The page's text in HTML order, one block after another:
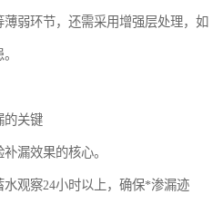
弱环节，还需采用增强层处理，如
的关键
漏效果的核心。
观察24小时以上，确保*渗漏迹